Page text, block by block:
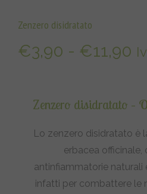
Zenzero disidratato
€3,90 - €11,90
a
Zenzero disidratato –
Lo zenzero disidratato è
erbacea officinale,
antinfiammatorie naturali
infatti per combattere le